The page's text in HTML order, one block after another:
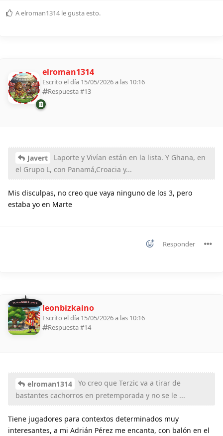
Aelroman1314 le gusta esto.
elroman1314
Escrito el día 15/05/2026 a las 10:16
Respuesta #13
Javert
Laporte y Vivían están en la lista. Y Ghana, en
el Grupo L, con Panamá,Croacia y...
Mis disculpas, no creo que vaya ninguno de los 3, pero
estaba yo en Marte
Responder
11 ALDEANOS 2026 leonbizkaino
Escrito el día 15/05/2026 a las 10:16
Respuesta #14
elroman1314
Yo creo que Terzic va a tirar de
bastantes cachorros en pretemporada y no se le ...
Tiene jugadores para contextos determinados muy
interesantes, a mi Adrián Pérez me encanta, con balón en el